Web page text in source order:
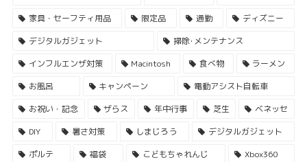
家具・セーフティ用品
限定品 通勤
ディズニー
デジタルガジェット
掃除･メンテナンス
インフルエンザ対策
Macintosh 食べ物
ラーメン
お風呂
キャンペーン
電動アシスト自転車
お祝い・記念
ザらス 年中行事 芝生
ベネッセ
DIY
暑さ対策 しまじろう
デジタルガジェット
ポルテ
福袋 こどもちゃれんじ
Xbox360